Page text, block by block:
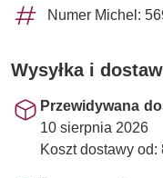
Numer Michel:
Wysyłka i
Przewidywana
10 sierpnia 2026
Koszt dostawy od: